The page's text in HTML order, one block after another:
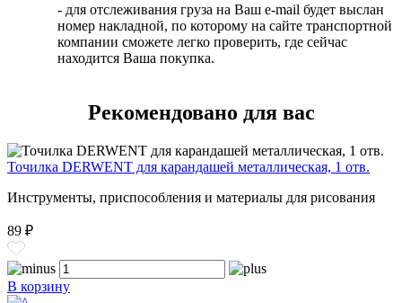
- для отслеживания груза на Ваш e-mail будет выслан
номер накладной, по которому на сайте транспортной
компании сможете легко проверить, где сейчас
находится Ваша покупка.
Рекомендовано для вас
Точилка DERWENT для карандашей металлическая, 1 отв.
Инструменты, приспособления и материалы для рисования
89 ₽
В корзину